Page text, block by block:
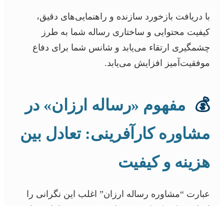
با دریافت بازخورد سازنده و راهنمایی‌های دقیق،
کیفیت محتوایی و ساختاری رساله شما به طرز
چشمگیری ارتقاء می‌یابد و شانس شما برای دفاع
موفقیت‌آمیز افزایش می‌یابد.
💰 مفهوم «رساله ارزان» در
مشاوره کارآفرینی: تعادل بین
هزینه و کیفیت
عبارت “مشاوره رساله ارزان” اغلب این نگرانی را